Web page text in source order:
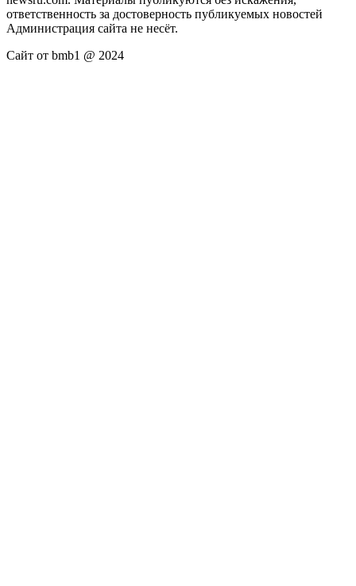
ответственность за достоверность публикуемых новостей
Администрация сайта не несёт.
Сайт от bmb1 @ 2024